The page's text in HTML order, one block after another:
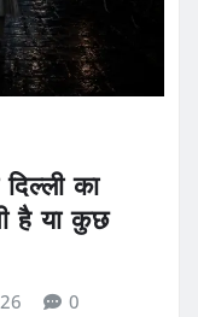
का
है या कुछ
0